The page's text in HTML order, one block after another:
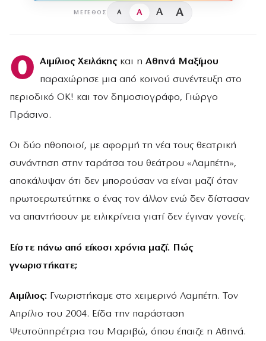
ΜΈΓΕΘΟΣ A A A A
Ο Αιμίλιος Χειλάκηςκαι η Αθηνά Μαξίμου
παραχώρησε μια από κοινού συνέντευξη στο
περιοδικό ΟΚ! και τον δημοσιογράφο, Γιώργο
Πράσινο.
Οι δύο ηθοποιοί, με αφορμή τη νέα τους θεατρική
συνάντηση στην ταράτσα του θεάτρου «Λαμπέτη»,
αποκάλυψαν ότι δεν μπορούσαν να είναι μαζί όταν
πρωτοερωτεύτηκε ο ένας τον άλλον ενώ δεν δίστασαν
να απαντήσουν με ειλικρίνεια γιατί δεν έγιναν γονείς.
Είστε πάνω από είκοσι χρόνια μαζί. Πώς
γνωριστήκατε;
Αιμίλιος: Γνωριστήκαμε στο χειμερινό Λαμπέτη. Τον
Απρίλιο του 2004. Είδα την παράσταση
Ψευτοϋπηρέτρια του Μαριβώ, όπου έπαιζε η Αθηνά.